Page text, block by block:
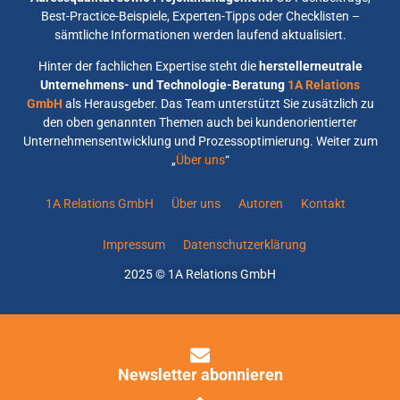
Best-Practice-Beispiele, Experten-Tipps oder Checklisten –
sämtliche Informationen werden laufend aktualisiert.
Hinter der fachlichen Expertise steht die herstellerneutrale
Unternehmens- und Technologie-Beratung 1A Relations
GmbH als Herausgeber. Das Team unterstützt Sie zusätzlich zu
den oben genannten Themen auch bei kundenorientierter
Unternehmensentwicklung und Prozessoptimierung. Weiter zum
„Über uns“
1A Relations GmbH Über uns Autoren Kontakt
Impressum Datenschutzerklärung
2025 © 1A Relations GmbH
Newsletter abonnieren